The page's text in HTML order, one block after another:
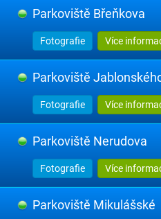
Parkoviště Břeňkova
Fotografie Více
Parkoviště
Fotografie Více
Parkoviště Nerudova
Fotografie Více
Parkoviště Mikulášské